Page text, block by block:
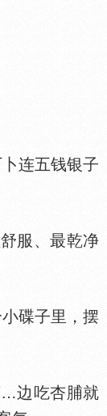
连五钱银子
服、最乾净
碟子里，摆
边吃杏脯就